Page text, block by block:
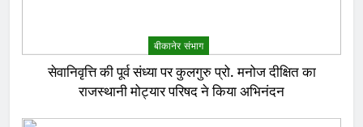
बीकानेर संभाग
सेवानिवृत्ति की पूर्व संध्या पर कुलगुरु प्रो. मनोज दीक्षित का
राजस्थानी मोट्यार परिषद ने किया अभिनंदन